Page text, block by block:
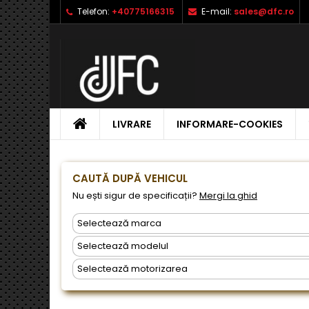
Telefon: +40775166315 E-mail: sales@dfc.ro
ACASALIVRARE INFORMARE-COOKIES
CAUTĂ DUPĂ VEHICUL
Nu ești sigur de specificații? Mergi la ghid